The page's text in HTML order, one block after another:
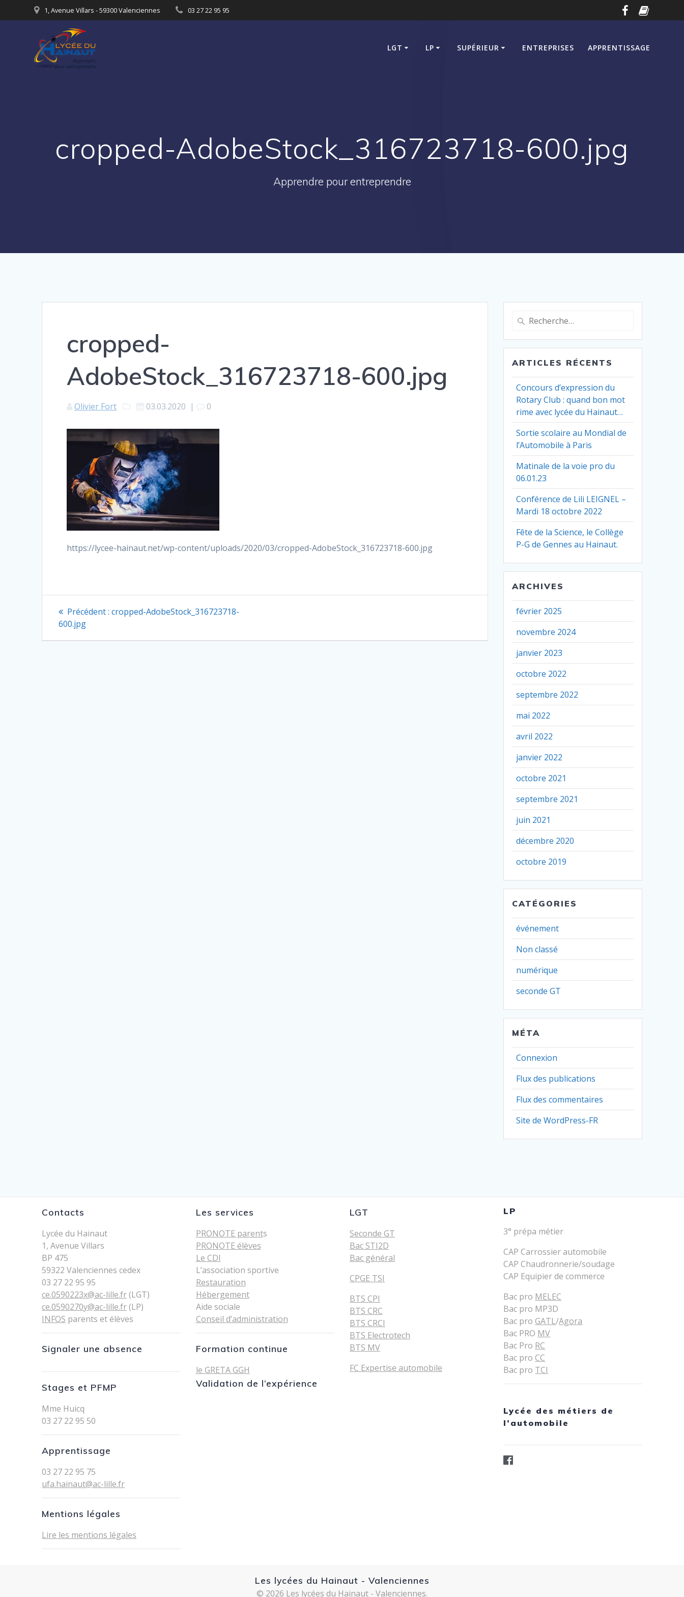
au
1, Avenue Villars - 59300 Valenciennes 03 27 22 95 95
LGT LP SUPÉRIEUR ENTREPRISES APPRENTISSAGE
cropped-AdobeStock_316723718-600.jpg
Apprendre pour entreprendre
cropped-
AdobeStock_316723718-600.jpg
Olivier Fort 03.03.2020 | 0
https://lycee-hainaut.net/wp-content/uploads/2020/03/cropped-AdobeStock_316723718-600.jpg
Navigation
de
Précédent : Article
cropped-AdobeStock_316723718-
600.jpg
Recherche
:
ARTICLES RÉCENTS
Concours d’expression du
Rotary Club : quand bon mot
rime avec lycée du Hainaut…
Sortie scolaire au Mondial de
l’Automobile à Paris
Matinale de la voie pro du
06.01.23
Conférence de Lili LEIGNEL –
Mardi 18 octobre 2022
Fête de la Science, le Collège
P-G de Gennes au Hainaut.
ARCHIVES
février 2025
novembre 2024
janvier 2023
octobre 2022
septembre 2022
mai 2022
avril 2022
janvier 2022
octobre 2021
septembre 2021
juin 2021
décembre 2020
octobre 2019
CATÉGORIES
événement
Non classé
numérique
seconde GT
MÉTA
Connexion
Flux des publications
Flux des commentaires
Site de WordPress-FR
Contacts
Lycée du Hainaut
1, Avenue Villars
BP 475
59322 Valenciennes cedex
03 27 22 95 95
ce.0590223x@ac-lille.fr(LGT)
ce.0590270y@ac-lille.fr(LP)
INFOS parents et élèves
Signaler une absence
Stages et PFMP
Mme Huicq
03 27 22 95 50
Apprentissage
03 27 22 95 75
ufa.hainaut@ac-lille.fr
Mentions légales
Lire les mentions légales
Les services
PRONOTE parents
PRONOTE élèves
Le CDI
L’association sportive
Restauration
Hébergement
Aide sociale
Conseil d’administration
Formation continue
le GRETA GGH
Validation de l’expérience
LGT
Seconde GT
Bac STI2D
Bac général
CPGE TSI
BTS CPI
BTS CRC
BTS CRCI
BTS Electrotech
BTS MV
FC Expertise automobile
LP
3° prépa métier
CAP Carrossier automobile
CAP Chaudronnerie/soudage
CAP Equipier de commerce
Bac pro MELEC
Bac pro MP3D
Bac pro GATL/Agora
Bac PRO MV
Bac Pro RC
Bac pro CC
Bac pro TCI
Lycée des métiers de
l’automobile
Les lycées du Hainaut - Valenciennes
© 2026 Les lycées du Hainaut - Valenciennes.